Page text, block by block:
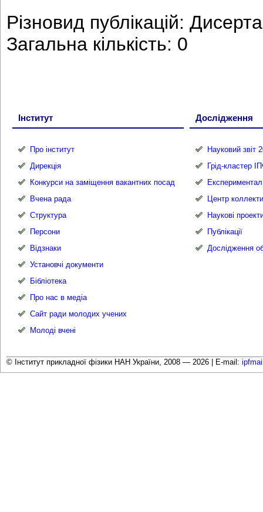
Різновид публікацій:
Загальна кількість: 0
Інститут
Про інститут
Дирекція
Конкурси на заміщення вакантних посад
Вчена рада
Структура
Персони
Відзнаки
Установчі документи
Бібліотека
Про нас в медіа
Сайт ради молодих учених
Молоді вчені
Дослідження
Науковий звіт
Грід-кластер
Центр
Наукові
Публікації
Дослідження
© Інститут прикладної фізики НАН України, 2008 — 2026 | E-mail: